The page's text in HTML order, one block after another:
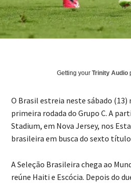
Getting your Trinity Audio
O Brasil estreia neste sábado (13)
primeira rodada do Grupo C. A
Stadium, em Nova Jersey, nos
brasileira em busca do sexto
A Seleção Brasileira chega ao
reúne Haiti e Escócia. Depois do